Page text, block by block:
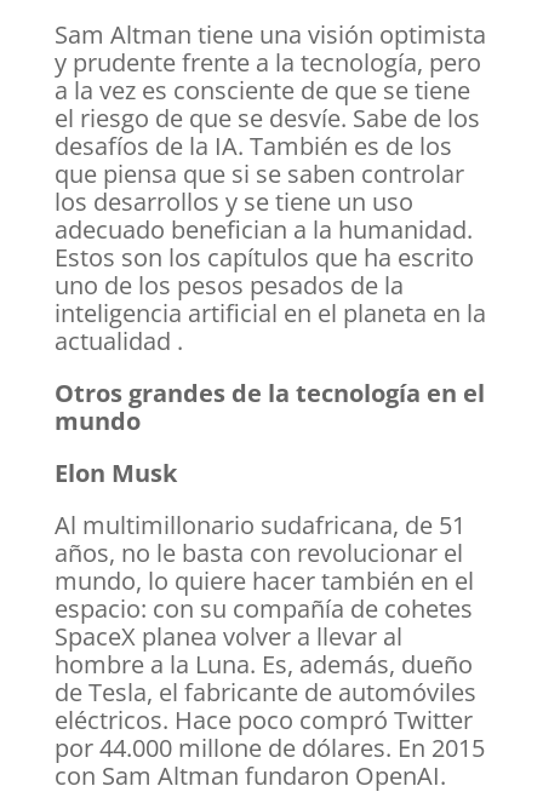
Sam Altman tiene una visión optimista
y prudente frente a la tecnología, pero
a la vez es consciente de que se tiene
el riesgo de que se desvíe. Sabe de los
desafíos de la IA. También es de los
que piensa que si se saben controlar
los desarrollos y se tiene un uso
adecuado benefician a la humanidad.
Estos son los capítulos que ha escrito
uno de los pesos pesados de la
inteligencia artificial en el planeta en la
actualidad .
Otros grandes de la tecnología en el
mundo
Elon Musk
Al multimillonario sudafricana, de 51
años, no le basta con revolucionar el
mundo, lo quiere hacer también en el
espacio: con su compañía de cohetes
SpaceX planea volver a llevar al
hombre a la Luna. Es, además, dueño
de Tesla, el fabricante de automóviles
eléctricos. Hace poco compró Twitter
por 44.000 millone de dólares. En 2015
con Sam Altman fundaron OpenAI.